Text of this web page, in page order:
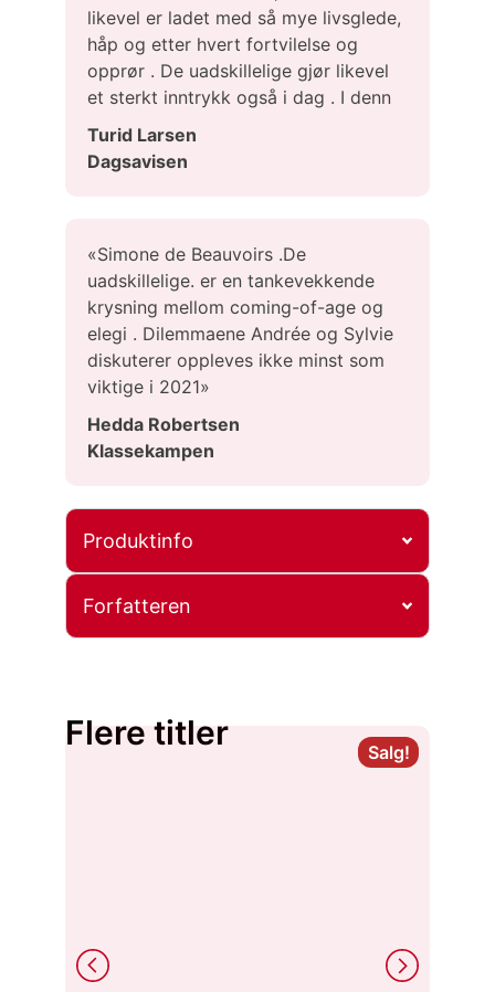
likevel er ladet med så mye livsglede,
håp og etter hvert fortvilelse og
opprør . De uadskillelige gjør likevel
et sterkt inntrykk også i dag . I denn
Turid Larsen
Dagsavisen
«Simone de Beauvoirs .De
uadskillelige. er en tankevekkende
krysning mellom coming-of-age og
elegi . Dilemmaene Andrée og Sylvie
diskuterer oppleves ikke minst som
viktige i 2021»
Hedda Robertsen
Klassekampen
Produktinfo
Forfatteren
Flere titler
Salg!